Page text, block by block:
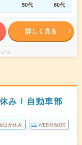
50代 60代
詳しく見る
ビス
み！自動車部
日が休み WEB登録OK